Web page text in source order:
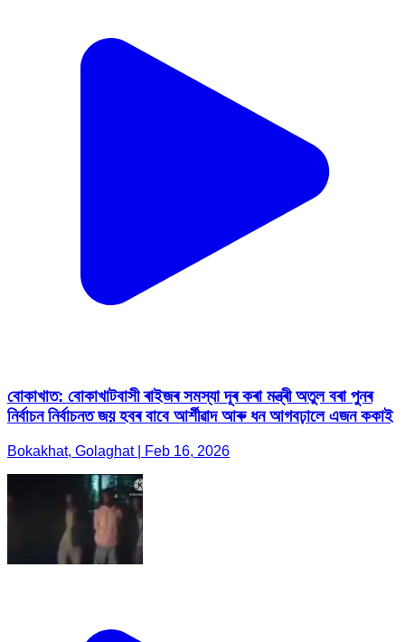
বোকাখাত: বোকাখাটবাসী ৰাইজৰ সমস্যা দূৰ কৰা মন্ত্ৰী অতুল বৰা পুনৰ
নিৰ্বাচন নিৰ্বাচনত জয় হবৰ বাবে আৰ্শীৱাদ আৰু ধন আগবঢ়ালে এজন ককাই
Bokakhat, Golaghat | Feb 16, 2026